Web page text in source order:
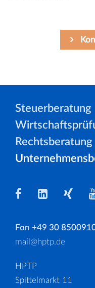
Steuerberatung
Rechtsberatung
Fon +49 30
mail@hptp.de
HPTP
Spittelmarkt 11